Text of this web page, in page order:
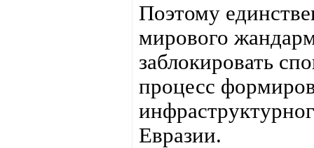
Поэтому
мирового
заблокировать
процесс
Евразии.